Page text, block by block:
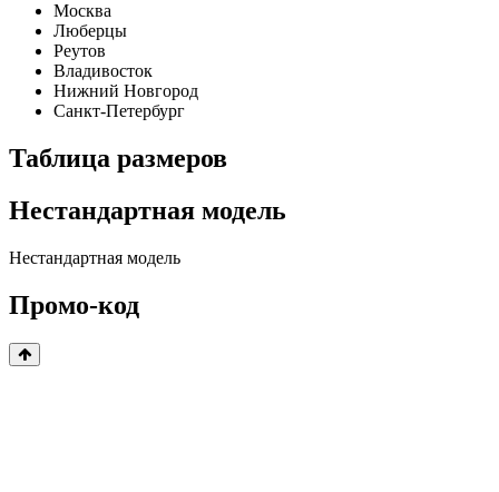
Москва
Люберцы
Реутов
Владивосток
Нижний Новгород
Санкт-Петербург
Таблица размеров
Нестандартная модель
Нестандартная модель
Промо-код